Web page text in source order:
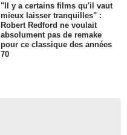
"Il y a certains films qu'il vaut
mieux laisser tranquilles" :
Robert Redford ne voulait
absolument pas de remake
pour ce classique des années
70